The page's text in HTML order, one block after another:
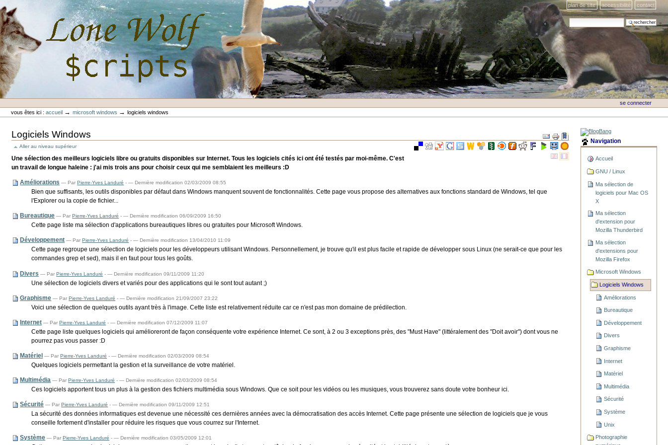
au
contenu.
Aller
à
la
navigation
plan de site accessibilité contact
chercher par
recherche avancée…
Outils
personnels
se connecter
vous êtes ici : accueil →microsoft windows →logiciels windows
sur
le
Logiciels Windows
Aller au niveau supérieur
Une sélection des meilleurs logiciels libre ou gratuits disponibles sur Internet. Tous les logiciels cités ici ont été testés par moi-même. C'est
un travail de longue haleine : j'ai mis trois ans pour choisir ceux qui me semblaient les meilleurs :D
Améliorations —ParPierre-Yves Landuré - — Dernière modification 02/03/2009 08:55
Bien que suffisants, les outils disponibles par défaut dans Windows manquent souvent de fonctionnalités. Cette page vous propose des alternatives aux fonctions standard de Windows, tel que
l'Explorer ou la copie de fichier...
Bureautique —ParPierre-Yves Landuré - — Dernière modification 06/09/2009 16:50
Cette page liste ma sélection d'applications bureautiques libres ou gratuites pour Microsoft Windows.
Développement — Par Pierre-Yves Landuré - — Dernière modification 13/04/2010 11:09
Cette page regroupe une sélection de logiciels pour les développeurs utilisant Windows. Personnellement, je trouve qu'il est plus facile et rapide de développer sous Linux (ne serait-ce que pour les
commandes grep et sed), mais il en faut pour tous les goûts.
Divers —ParPierre-Yves Landuré - — Dernière modification 09/11/2009 11:20
Une sélection de logiciels divers et variés pour des applications qui le sont tout autant ;)
Graphisme —ParPierre-Yves Landuré - — Dernière modification 21/09/2007 23:22
Voici une sélection de quelques outils ayant très à l'image. Cette liste est relativement réduite car ce n'est pas mon domaine de prédilection.
Internet —ParPierre-Yves Landuré - — Dernière modification 07/12/2009 11:07
Cette page liste quelques logiciels qui amélioreront de façon conséquente votre expérience Internet. Ce sont, à 2 ou 3 exceptions près, des "Must Have" (littéralement des "Doit avoir") dont vous ne
pourrez pas vous passer :D
Matériel —ParPierre-Yves Landuré - — Dernière modification 02/03/2009 08:54
Quelques logiciels permettant la gestion et la surveillance de votre matériel.
Multimédia —ParPierre-Yves Landuré - — Dernière modification 02/03/2009 08:54
Ces logiciels apportent tous un plus à la gestion des fichiers multimédia sous Windows. Que ce soit pour les vidéos ou les musiques, vous trouverez sans doute votre bonheur ici.
Sécurité —ParPierre-Yves Landuré - — Dernière modification 09/11/2009 12:51
La sécurité des données informatiques est devenue une nécessité ces dernières années avec la démocratisation des accès Internet. Cette page présente une sélection de logiciels que je vous
conseille fortement d'installer pour réduire les risques que vous courrez sur l'Internet.
Système — Par Pierre-Yves Landuré - — Dernière modification 03/05/2009 12:01
Navigation
Accueil
GNU / Linux
Ma sélection de
logiciels pour Mac OS
X
Ma sélection
d'extension pour
Mozilla Thunderbird
Ma sélection
d'extensions pour
Mozilla Firefox
Microsoft Windows
Logiciels Windows
Améliorations
Bureautique
Développement
Divers
Graphisme
Internet
Matériel
Multimédia
Sécurité
Système
Unix
Photographie